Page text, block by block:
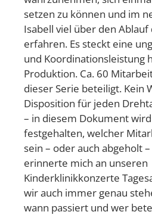
setzen zu können und im
Isabell viel über den Ablauf
erfahren. Es steckt eine
und Koordinationsleistung
Produktion. Ca. 60
dieser Serie beteiligt. Kein
Disposition für jeden
– in diesem Dokument
festgehalten, welcher
sein – oder auch abgeholt
erinnerte mich an unseren
Kinderklinikkonzerte
wir auch immer genau
wann passiert und wer